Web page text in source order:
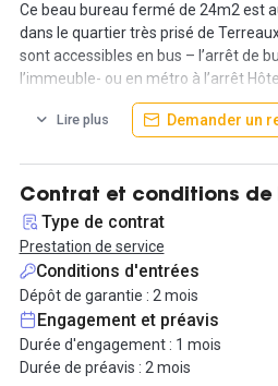
Ce beau bureau fermé de 24m2 est
dans le quartier très prisé de
sont accessibles en bus – l’arrêt de
l’immeuble- ou en métro à l’arrêt
est possible de stationner dans les
parking des Terreaux.
Ce bureau est mis en location pour
durée minimale d’un mois. Une
sera demandée à l’entrée dans les
d’accueillir quatre postes de travail.
Les locaux disposent d’un interphone,
climatisation, d’une alarme, d’un
une réceptionniste se chargera
collaborateurs. Un bureau et un
la pièce comporte plusieurs
Lire plus Demander un
Contrat et conditions de
Type de contrat
Prestation de service
Conditions d'entrées
Dépôt de garantie : 2 mois
Engagement et préavis
Durée d'engagement : 1 mois
Durée de préavis : 2 mois